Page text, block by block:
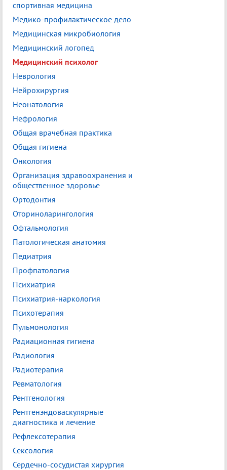
спортивная медицина
Медико-профилактическое дело
Медицинская микробиология
Медицинский логопед
Медицинский психолог
Неврология
Нейрохирургия
Неонатология
Нефрология
Общая врачебная практика
Общая гигиена
Онкология
Организация здравоохранения и
общественное здоровье
Ортодонтия
Оториноларингология
Офтальмология
Патологическая анатомия
Педиатрия
Профпатология
Психиатрия
Психиатрия-наркология
Психотерапия
Пульмонология
Радиационная гигиена
Радиология
Радиотерапия
Ревматология
Рентгенология
Рентгенэндоваскулярные
диагностика и лечение
Рефлексотерапия
Сексология
Сердечно-сосудистая хирургия